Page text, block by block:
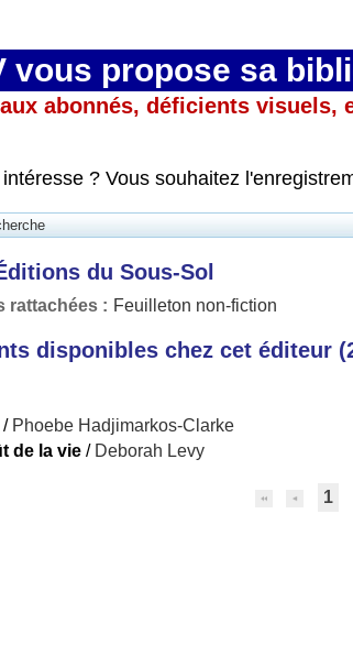
vous propose sa
abonnés, déficients visuels,
? Vous souhaitez
du Sous-Sol
rattachées : Feuilleton non-fiction
disponibles chez cet éditeur (
/ Phoebe Hadjimarkos-Clarke
de la vie / Deborah Levy
1